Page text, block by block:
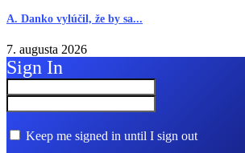
A. Danko vylúčil, že by sa...
7. augusta 2026
Sign In
Keep me signed in until I sign out